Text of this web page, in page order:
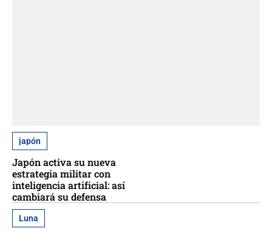
japón
Japón activa su nueva
estrategia militar con
inteligencia artificial: así
cambiará su defensa
Luna